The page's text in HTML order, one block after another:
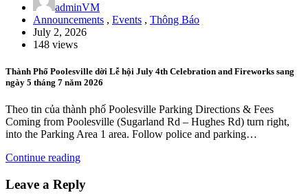
adminVM
Announcements , Events , Thông Báo
July 2, 2026
148 views
Thành Phố Poolesville dời Lễ hội July 4th Celebration and Fireworks sang
ngày 5 tháng 7 năm 2026
Theo tin của thành phố Poolesville Parking Directions & Fees
Coming from Poolesville (Sugarland Rd – Hughes Rd) turn right,
into the Parking Area 1 area. Follow police and parking…
Continue reading
Leave a Reply